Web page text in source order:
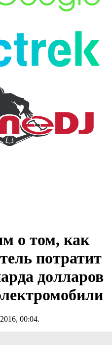
о том, как
потратит
долларов
00:04.